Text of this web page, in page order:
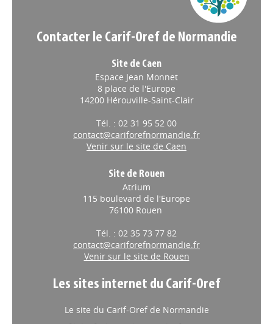
Contacter le Carif-Oref de Normandie
Espace Jean Monnet
8 place de l'Europe
14200 Hérouville-Saint-Clair
contact@cariforefnormandie.fr
Venir sur le site de Caen
Atrium
115 boulevard de l'Europe
76100 Rouen
contact@cariforefnormandie.fr
Venir sur le site de Rouen
Les sites internet du Carif-Oref